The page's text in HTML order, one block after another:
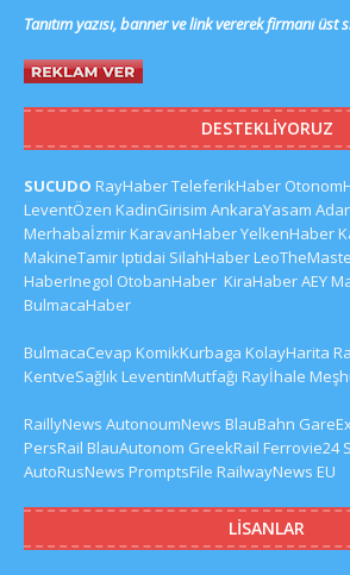
Tanıtım yazısı, banner ve link vererek firmanı üst
DESTEKLIYORUZ
SUCUDO RayHaberTeleferikHaber
LeventÖzen KadinGirisim AnkaraYasam
MerhabaİzmirKaravanHaberYelkenHaber
MakineTamirIptidai SilahHaber
HaberInegol OtobanHaber KiraHaberAEY
BulmacaHaber
BulmacaCevap KomikKurbaga KolayHarita
KentveSağlıkLeventinMutfağı Rayİhale
RaillyNews AutonoumNews BlauBahn
PersRail BlauAutonom GreekRail Ferrovie24
AutoRusNews PromptsFile RailwayNews EU
LISANLAR